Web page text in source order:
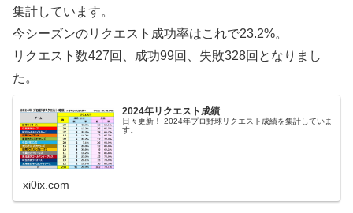
集計しています。
今シーズンのリクエスト成功率はこれで23.2%。
リクエスト数427回、成功99回、失敗328回となりまし
た。
2024年リクエスト成績
日々更新！ 2024年プロ野球リクエスト成績を集計していま
す。
xi0ix.com